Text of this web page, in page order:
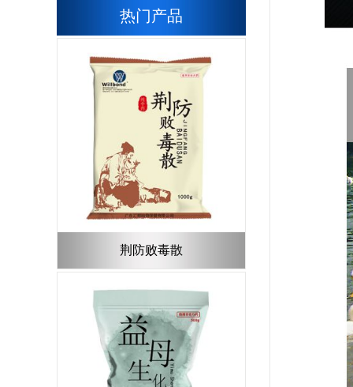
热门产品
荆防败毒散